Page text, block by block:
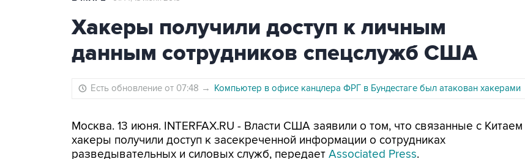
Хакеры получили доступ к личным
данным сотрудников спецслужб США
Есть обновление от 07:48 → Компьютер в офисе канцлера ФРГ в Бундестаге был атакован хакерами
Москва. 13 июня. INTERFAX.RU - Власти США заявили о том, что связанные с Китаем
хакеры получили доступ к засекреченной информации о сотрудниках
разведывательных и силовых служб, передает Associated Press.